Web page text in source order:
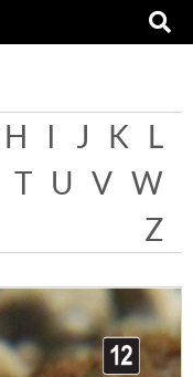
H I J K L
T U V W
Z